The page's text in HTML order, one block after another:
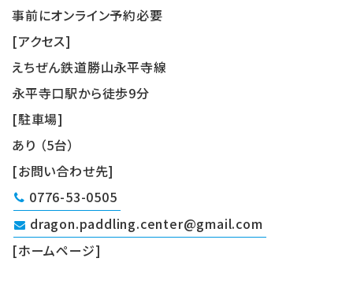
事前にオンライン予約必要
[アクセス]
えちぜん鉄道勝山永平寺線
永平寺口駅から徒歩9分
[駐車場]
あり （5台）
[お問い合わせ先]
0776-53-0505
dragon.paddling.center@gmail.com
[ホームページ]